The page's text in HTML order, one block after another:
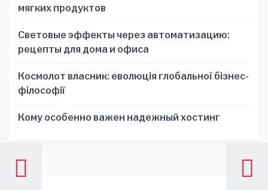
мягких продуктов
Световые эффекты через автоматизацию:
рецепты для дома и офиса
Космолот власник: еволюція глобальної бізнес-
філософії
Кому особенно важен надежный хостинг